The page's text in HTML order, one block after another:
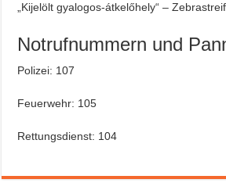
„Kijelölt gyalogos-átkelőhely“ –
Notrufnummern und
Polizei: 107
Feuerwehr: 105
Rettungsdienst: 104